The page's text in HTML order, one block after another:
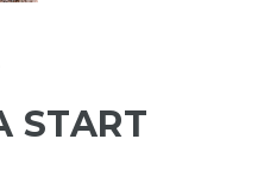
START